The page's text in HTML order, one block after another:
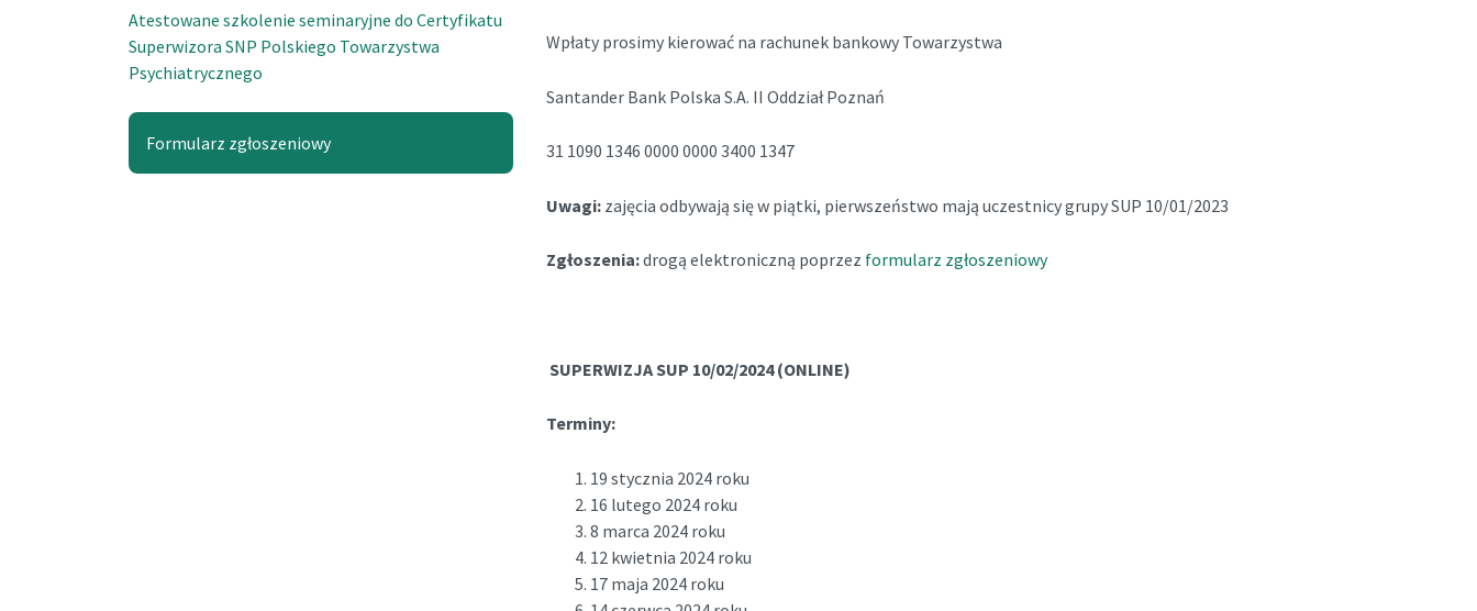
Atestowane szkolenie seminaryjne do Certyfikatu
Superwizora SNP Polskiego Towarzystwa
Psychiatrycznego
Formularz zgłoszeniowy
Wpłaty prosimy kierować na rachunek bankowy Towarzystwa
Santander Bank Polska S.A. II Oddział Poznań
31 1090 1346 0000 0000 3400 1347
Uwagi: zajęcia odbywają się w piątki, pierwszeństwo mają uczestnicy grupy SUP 10/01/2023
Zgłoszenia:drogą elektroniczną poprzez formularz zgłoszeniowy
SUPERWIZJA SUP 10/02/2024 (ONLINE)
Terminy:
19 stycznia 2024 roku
16 lutego 2024 roku
8 marca 2024 roku
12 kwietnia 2024 roku
17 maja 2024 roku